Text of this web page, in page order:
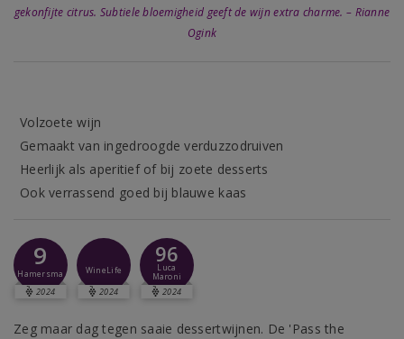
gekonfijte citrus. Subtiele bloemigheid geeft de wijn extra charme. – Rianne
Ogink
Volzoete wijn
Gemaakt van ingedroogde verduzzodruiven
Heerlijk als aperitief of bij zoete desserts
Ook verrassend goed bij blauwe kaas
9
Hamersma
2024
WineLife
2024
96
Luca
Maroni
2024
Zeg maar dag tegen saaie dessertwijnen. De 'Pass the